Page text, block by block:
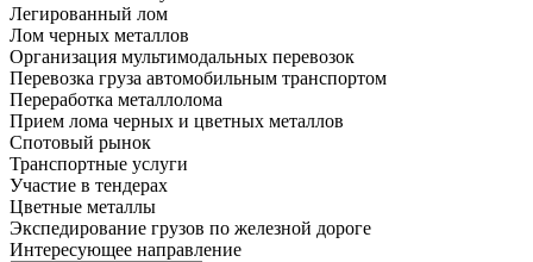
Легированный лом
Лом черных металлов
Организация мультимодальных перевозок
Перевозка груза автомобильным транспортом
Переработка металлолома
Прием лома черных и цветных металлов
Спотовый рынок
Транспортные услуги
Участие в тендерах
Цветные металлы
Экспедирование грузов по железной дороге
Интересующее направление